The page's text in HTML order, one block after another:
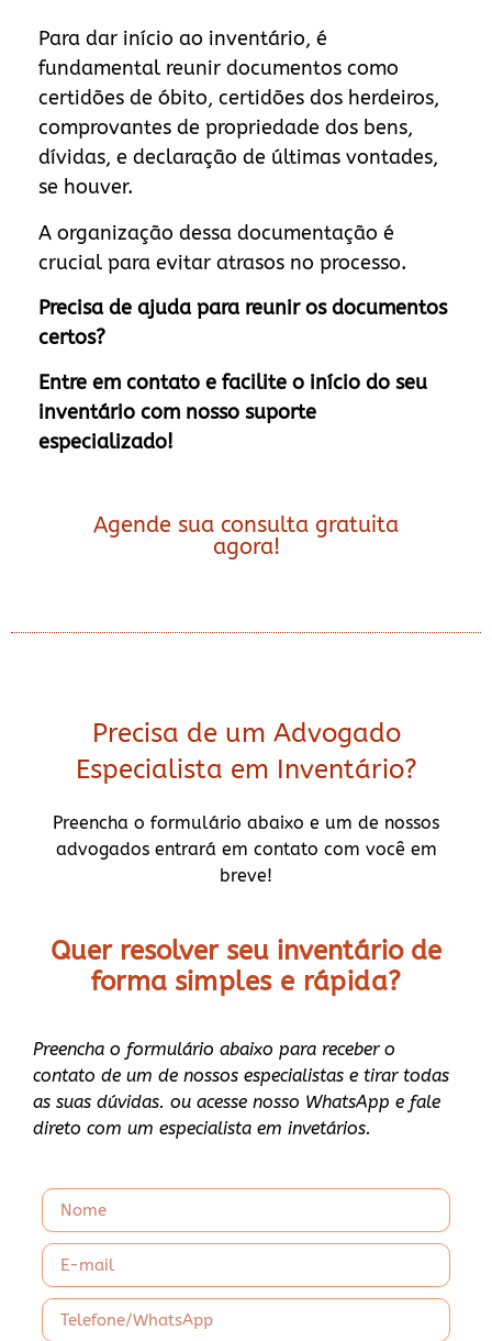
Para dar início ao inventário, é
fundamental reunir documentos como
certidões de óbito, certidões dos herdeiros,
comprovantes de propriedade dos bens,
dívidas, e declaração de últimas vontades,
se houver.
A organização dessa documentação é
crucial para evitar atrasos no processo.
Precisa de ajuda para reunir os documentos
certos?
Entre em contato e facilite o início do seu
inventário com nosso suporte
especializado!
Agende sua consulta gratuita
agora!
Precisa de um Advogado
Especialista em Inventário?
Preencha o formulário abaixo e um de nossos
advogados entrará em contato com você em
breve!
Quer resolver seu inventário de
forma simples e rápida?
Preencha o formulário abaixo para receber o
contato de um de nossos especialistas e tirar todas
as suas dúvidas. ou acesse nosso WhatsApp e fale
direto com um especialista em invetários.